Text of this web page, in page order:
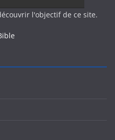
l'objectif de ce site.